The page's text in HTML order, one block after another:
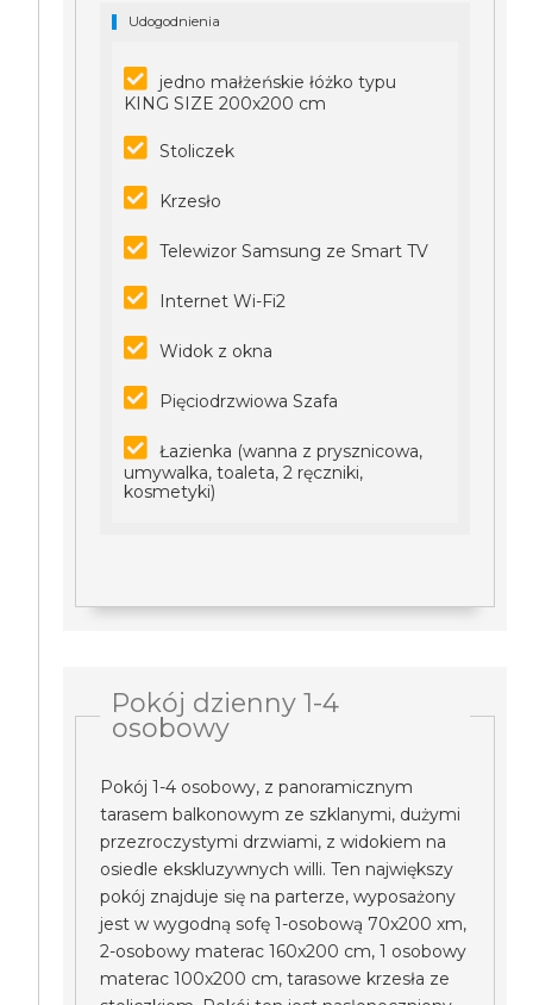
Udogodnienia
jedno małżeńskie łóżko typu
KING SIZE 200x200 cm
Stoliczek
Krzesło
Telewizor Samsung ze Smart TV
Internet Wi-Fi2
Widok z okna
Pięciodrzwiowa Szafa
Łazienka (wanna z prysznicowa,
umywalka, toaleta, 2 ręczniki,
kosmetyki)
Pokój dzienny 1-4
osobowy
Pokój 1-4 osobowy, z panoramicznym
tarasem balkonowym ze szklanymi, dużymi
przezroczystymi drzwiami, z widokiem na
osiedle ekskluzywnych willi. Ten największy
pokój znajduje się na parterze, wyposażony
jest w wygodną sofę 1-osobową 70x200 xm,
2-osobowy materac 160x200 cm, 1 osobowy
materac 100x200 cm, tarasowe krzesła ze